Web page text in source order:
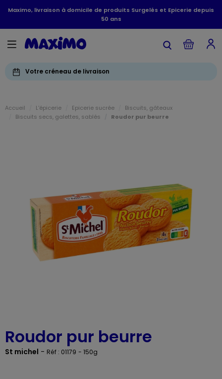
Maximo, livraison à domicile de produits Surgelés et Epicerie depuis
50 ans
Votre créneau de livraison
Accueil L'épicerie Epicerie sucrée
Biscuits, gâteaux
Biscuits secs, galettes, sablés
Roudor pur beurre
Roudor pur beurre
St michel - Réf : 01179 - 150g